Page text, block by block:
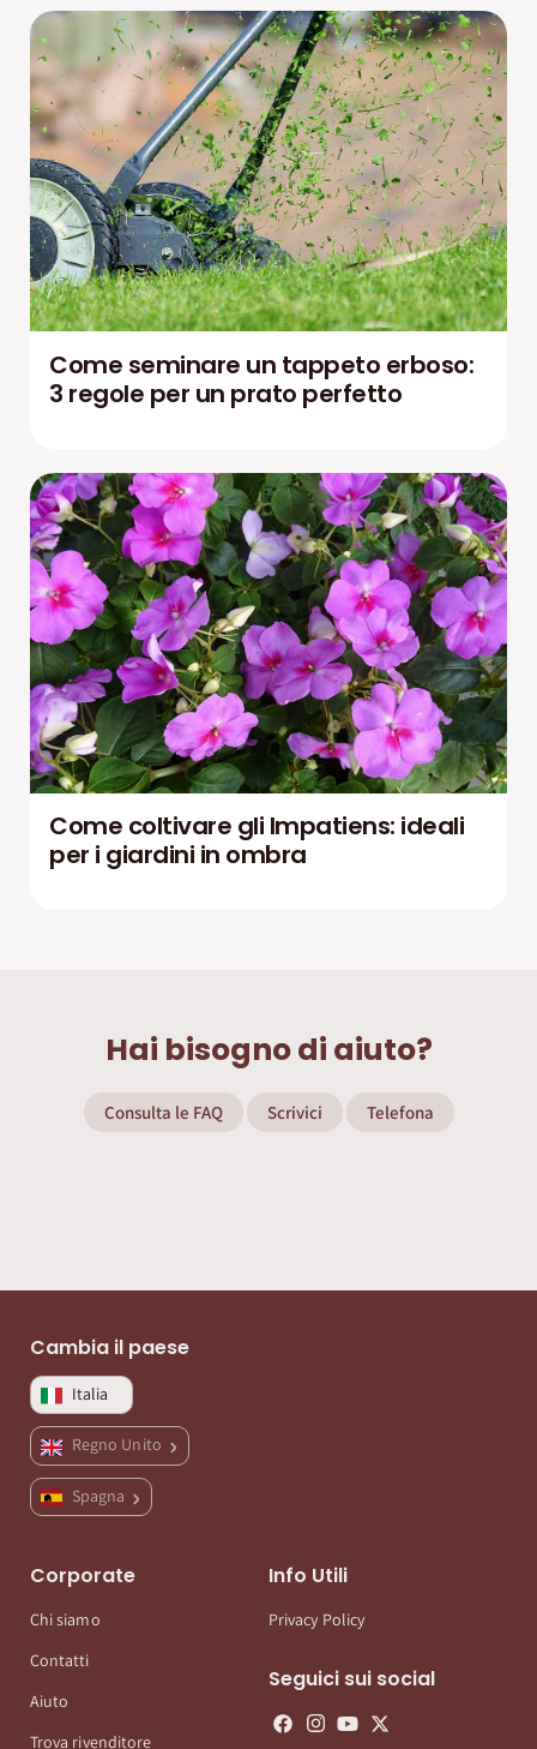
Come seminare un tappeto erboso:
3 regole per un prato perfetto
Come coltivare gli Impatiens: ideali
per i giardini in ombra
Hai bisogno di aiuto?
Consulta le FAQ Scrivici Telefona
Cambia il paese
Italia
Regno Unito
Spagna
Corporate
Chi siamo
Contatti
Aiuto
Trova rivenditore
Info Utili
Privacy Policy
Seguici sui social